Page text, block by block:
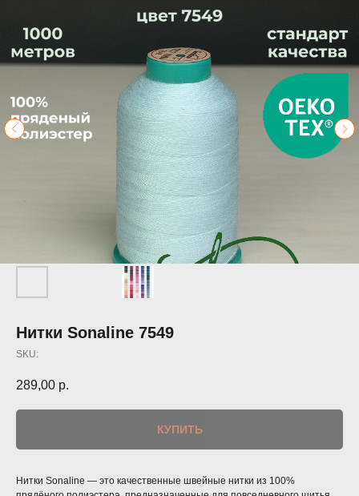
Нитки Sonaline 7549
SKU:
289,00 р.
КУПИТЬ
Нитки Sonaline — это качественные швейные нитки из 100%